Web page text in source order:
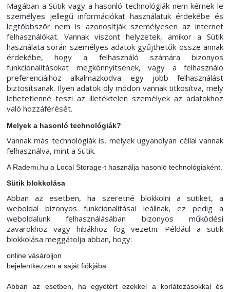
Magában a Sütik vagy a hasonló technológiák nem kérnek le
személyes jellegű információkat használatuk érdekébe és
legtöbbször nem is azonosítják személyesen az internet
felhasználókat. Vannak viszont helyzetek, amikor a Sütik
használata során személyes adatok gyűjthetők össze annak
érdekébe, hogy a felhasználó számára bizonyos
funkcionalitásokat megkönnyítsenek, vagy a felhasználó
preferenciáihoz alkalmazkodva egy jobb felhasználást
biztosítsanak. Ilyen adatok oly módon vannak titkosítva, mely
lehetetlenné teszi az illetéktelen személyek az adatokhoz
való hozzáférését.
Melyek a hasonló technológiák?
Vannak más technológiák is, melyek ugyanolyan céllal vannak
felhasználva, mint a Sütik.
A Rademi.hu a Local Storage-t használja hasonló technológiaként.
Sütik blokkolása
Abban az esetben, ha szeretné blokkolni a sütiket, a
weboldal bizonyos funkcionalitásai leállnak, ez pedig a
weboldalunk felhasználásában bizonyos működési
zavarokhoz vagy hibákhoz fog vezetni. Például a sütik
blokkolása meggátolja abban, hogy:
online vásároljon
bejelentkezzen a saját fiókjába
Abban az esetben, ha egyetért ezekkel a korlátozásokkal és